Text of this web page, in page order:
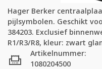
Hager Berker
pijlsymbolen. Geschikt
384203. Exclusief
R1/R3/R8, kleur: zwart
Artikelnummer:
1080204500